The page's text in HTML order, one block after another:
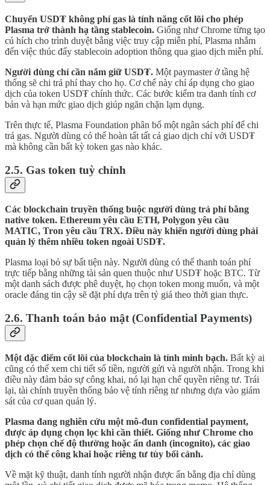
Chuyển USD₮ không phí gas là tính năng cốt lõi cho phép
Plasma trở thành hạ tầng stablecoin. Giống như Chrome từng tạo
cú hích cho trình duyệt bằng việc truy cập miễn phí, Plasma nhắm
đến việc thúc đẩy stablecoin adoption thông qua giao dịch miễn phí.
Người dùng chỉ cần nắm giữ USD₮. Một paymaster ở tầng hệ
thống sẽ chi trả phí thay cho họ. Cơ chế này chỉ áp dụng cho giao
dịch của token USD₮ chính thức. Các bước kiểm tra danh tính cơ
bản và hạn mức giao dịch giúp ngăn chặn lạm dụng.
Trên thực tế, Plasma Foundation phân bổ một ngân sách phí để chi
trả gas. Người dùng có thể hoàn tất tất cả giao dịch chỉ với USD₮
mà không cần bất kỳ token gas nào khác.
2.5. Gas token tuỳ chỉnh
Các blockchain truyền thống buộc người dùng trả phí bằng
native token. Ethereum yêu cầu ETH, Polygon yêu cầu
MATIC, Tron yêu cầu TRX. Điều này khiến người dùng phải
quản lý thêm nhiều token ngoài USD₮.
Plasma loại bỏ sự bất tiện này. Người dùng có thể thanh toán phí
trực tiếp bằng những tài sản quen thuộc như USD₮ hoặc BTC. Từ
một danh sách được phê duyệt, họ chọn token mong muốn, và một
oracle đáng tin cậy sẽ đặt phí dựa trên tỷ giá theo thời gian thực.
2.6. Thanh toán bảo mật (Confidential Payments)
Một đặc điểm cốt lõi của blockchain là tính minh bạch. Bất kỳ ai
cũng có thể xem chi tiết số tiền, người gửi và người nhận. Trong khi
điều này đảm bảo sự công khai, nó lại hạn chế quyền riêng tư. Trái
lại, tài chính truyền thống bảo vệ tính riêng tư nhưng dựa vào giám
sát của cơ quan quản lý.
Plasma đang nghiên cứu một mô-đun confidential payment,
được áp dụng chọn lọc khi cần thiết. Giống như Chrome cho
phép chọn chế độ thường hoặc ẩn danh (incognito), các giao
dịch có thể công khai hoặc riêng tư tùy bối cảnh.
Về mặt kỹ thuật, danh tính người nhận được ẩn bằng địa chỉ dùng